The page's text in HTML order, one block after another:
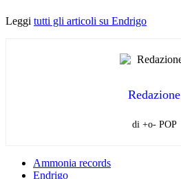
Leggi tutti gli articoli su Endrigo
Redazione
di +o- POP
Ammonia records
Endrigo